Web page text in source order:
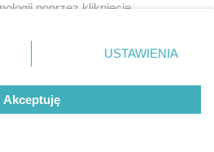
BORÓWKI
borówek,
będą obfite
poprzez kliknięcie
przycisk ustawień prywatności
dolnym rogu strony
nie wymagają zgody
sprzeciwić się takiemu
będą miały zastosowanie tylko
USTAWIENIA
Akceptuję